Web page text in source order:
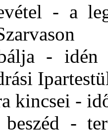
- a
- idén
kincsei -
beszéd -